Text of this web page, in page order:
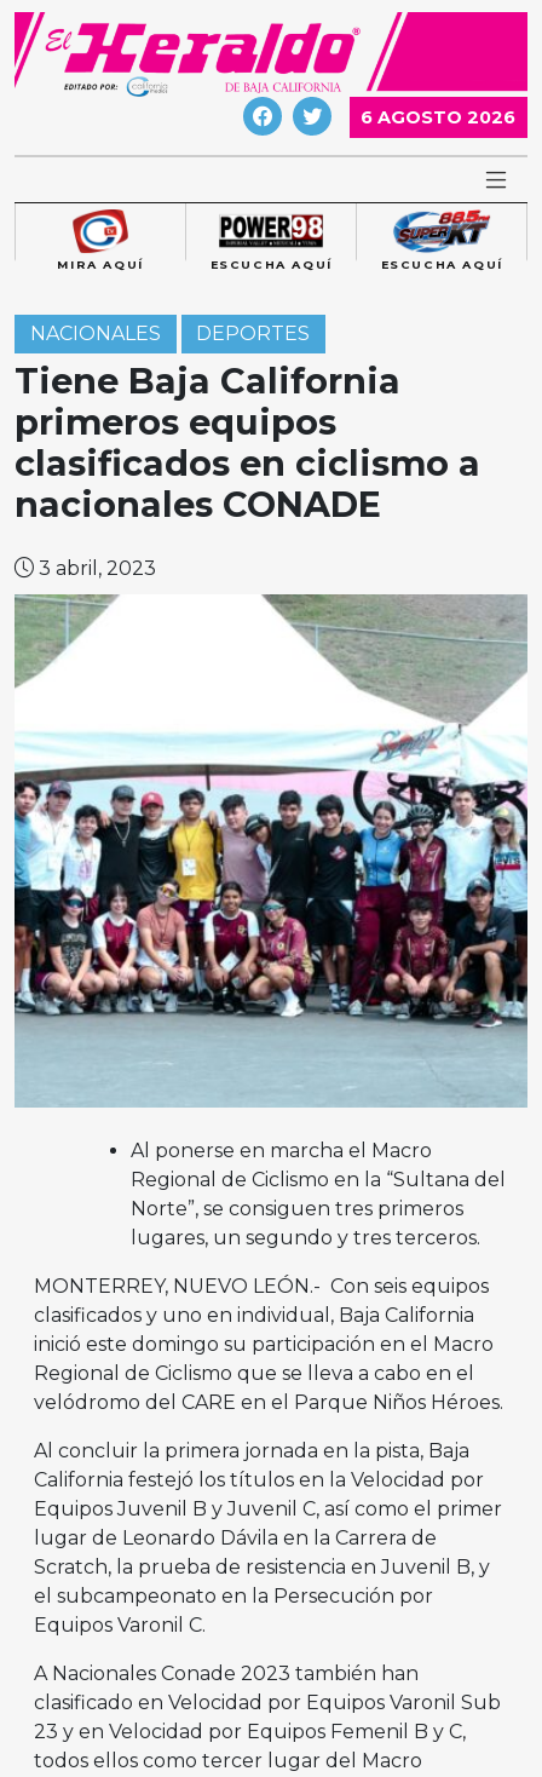
Skip
content
6 AGOSTO 2026
MIRA AQUÍ ESCUCHA AQUÍ ESCUCHA AQUÍ
NACIONALES DEPORTES
Tiene Baja California
primeros equipos
clasificados en ciclismo a
nacionales CONADE
3 abril, 2023
Al ponerse en marcha el Macro
Regional de Ciclismo en la “Sultana del
Norte”, se consiguen tres primeros
lugares, un segundo y tres terceros.
MONTERREY, NUEVO LEÓN.- Con seis equipos
clasificados y uno en individual, Baja California
inició este domingo su participación en el Macro
Regional de Ciclismo que se lleva a cabo en el
velódromo del CARE en el Parque Niños Héroes.
Al concluir la primera jornada en la pista, Baja
California festejó los títulos en la Velocidad por
Equipos Juvenil B y Juvenil C, así como el primer
lugar de Leonardo Dávila en la Carrera de
Scratch, la prueba de resistencia en Juvenil B, y
el subcampeonato en la Persecución por
Equipos Varonil C.
A Nacionales Conade 2023 también han
clasificado en Velocidad por Equipos Varonil Sub
23 y en Velocidad por Equipos Femenil B y C,
todos ellos como tercer lugar del Macro